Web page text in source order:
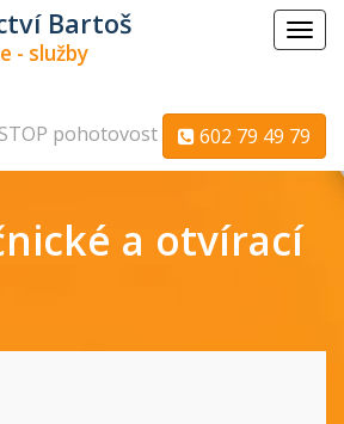
Menu
Bartoš
- služby
pohotovost 602 79 49 79
a otvírací